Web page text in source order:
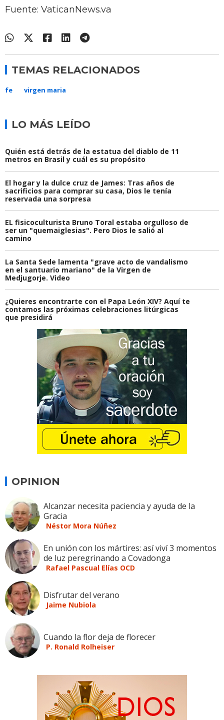
Fuente: VaticanNews.va
TEMAS RELACIONADOS
fe virgen maria
LO MÁS LEÍDO
Quién está detrás de la estatua del diablo de 11
metros en Brasil y cuál es su propósito
El hogar y la dulce cruz de James: Tras años de
sacrificios para comprar su casa, Dios le tenía
reservada una sorpresa
EL fisicoculturista Bruno Toral estaba orgulloso de
ser un "quemaiglesias". Pero Dios le salió al
camino
La Santa Sede lamenta "grave acto de vandalismo
en el santuario mariano" de la Virgen de
Medjugorje. Video
¿Quieres encontrarte con el Papa León XIV? Aquí te
contamos las próximas celebraciones litúrgicas
que presidirá
OPINION
Alcanzar necesita paciencia y ayuda de la
Gracia
Néstor Mora Núñez
En unión con los mártires: así viví 3 momentos
de luz peregrinando a Covadonga
Rafael Pascual Elías OCD
Disfrutar del verano
Jaime Nubiola
Cuando la flor deja de florecer
P. Ronald Rolheiser